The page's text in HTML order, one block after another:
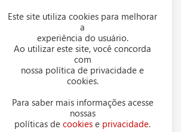
Downloads
Representantes
Política de privacidade
Política de cookies
Contato
Este site utiliza cookies para melhorar
a
experiência do usuário.
Ao utilizar este site, você concorda
com
nossa política de privacidade e
cookies.
Para saber mais informações acesse
nossas
políticas de cookies e privacidade.